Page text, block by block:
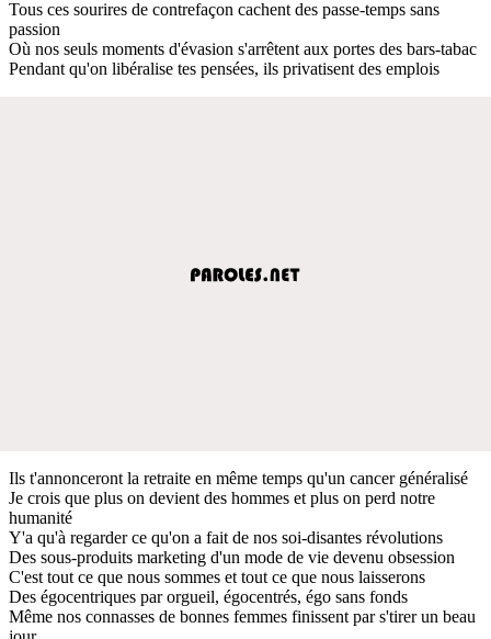
Tous ces sourires de contrefaçon cachent des passe-temps sans
passion
Où nos seuls moments d'évasion s'arrêtent aux portes des bars-tabac
Pendant qu'on libéralise tes pensées, ils privatisent des emplois
Ils t'annonceront la retraite en même temps qu'un cancer généralisé
Je crois que plus on devient des hommes et plus on perd notre
humanité
Y'a qu'à regarder ce qu'on a fait de nos soi-disantes révolutions
Des sous-produits marketing d'un mode de vie devenu obsession
C'est tout ce que nous sommes et tout ce que nous laisserons
Des égocentriques par orgueil, égocentrés, égo sans fonds
Même nos connasses de bonnes femmes finissent par s'tirer un beau